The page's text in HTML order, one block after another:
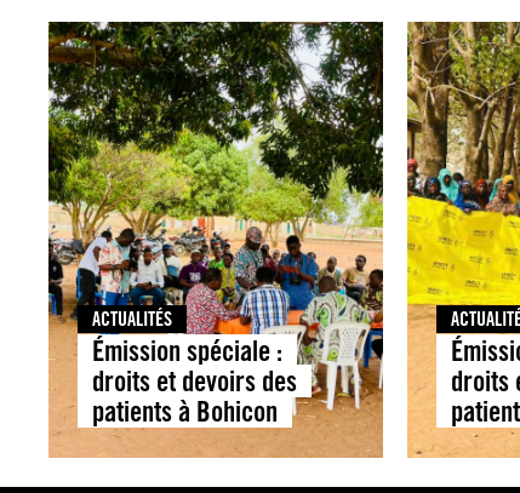
ACTUALITÉS
Émission spéciale :
droits et devoirs des
patients à Bohicon
droits